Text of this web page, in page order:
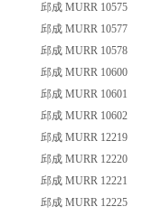
邱成 MURR 10575
邱成 MURR 10577
邱成 MURR 10578
邱成 MURR 10600
邱成 MURR 10601
邱成 MURR 10602
邱成 MURR 12219
邱成 MURR 12220
邱成 MURR 12221
邱成 MURR 12225